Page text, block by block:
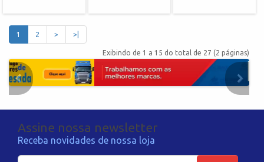
1 2 > >|
Exibindo de 1 a 15 do total de 27 (2 páginas)
Assine nossa newsletter
Receba novidades de nossa loja